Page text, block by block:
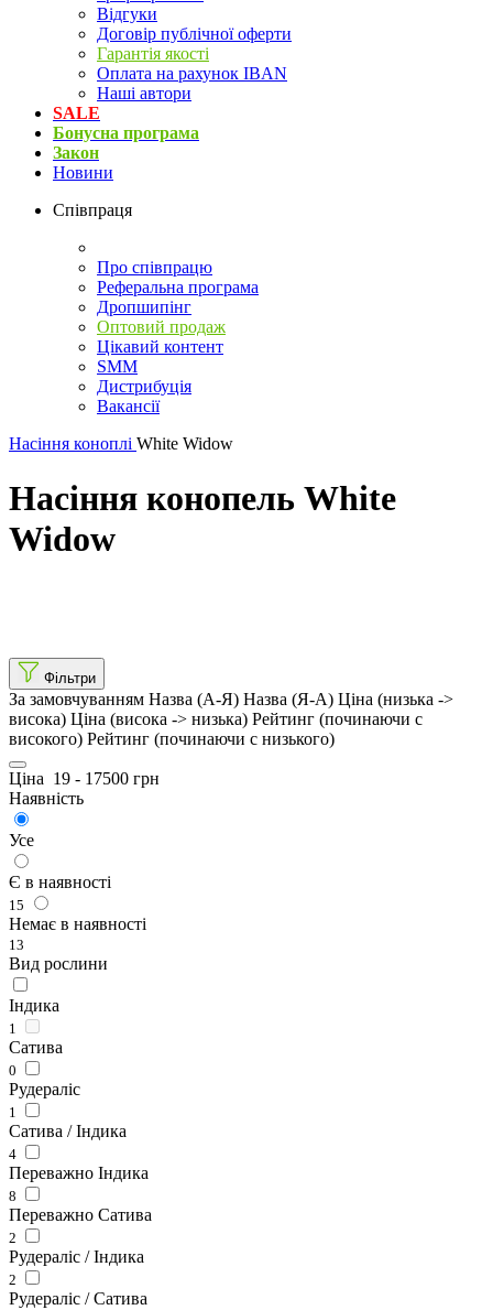
Відгуки
Договір публічної оферти
Гарантія якості
Оплата на рахунок IBAN
Наші автори
SALE
Бонусна програма
Закон
Новини
Співпраця
Про співпрацю
Реферальна програма
Дропшипінг
Оптовий продаж
Цікавий контент
SMM
Дистрибуція
Вакансії
Насіння коноплі White Widow
Насіння конопель White
Widow
Фільтри
За замовчуванням Назва (А-Я) Назва (Я-А) Ціна (низька ->
висока) Ціна (висока -> низька) Рейтинг (починаючи с
високого) Рейтинг (починаючи с низького)
Ціна 19 - 17500 грн
Наявність
Усе
Є в наявності
15
Немає в наявності
13
Вид рослини
Індика
1
Сатива
0
Рудераліс
1
Сатива / Індика
4
Переважно Індика
8
Переважно Сатива
2
Рудераліс / Індика
2
Рудераліс / Сатива